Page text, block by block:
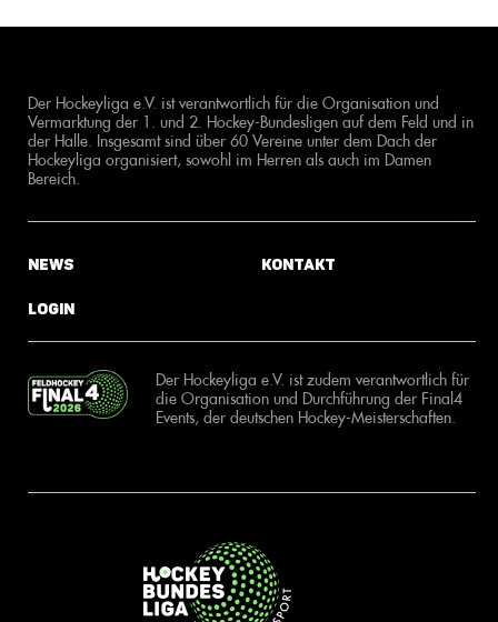
Der Hockeyliga e.V. ist verantwortlich für die Organisation und
Vermarktung der 1. und 2. Hockey-Bundesligen auf dem Feld und in
der Halle. Insgesamt sind über 60 Vereine unter dem Dach der
Hockeyliga organisiert, sowohl im Herren als auch im Damen
Bereich.
News
Login
Kontakt
Der Hockeyliga e.V. ist zudem verantwortlich für
die Organisation und Durchführung der Final4
Events, der deutschen Hockey-Meisterschaften.